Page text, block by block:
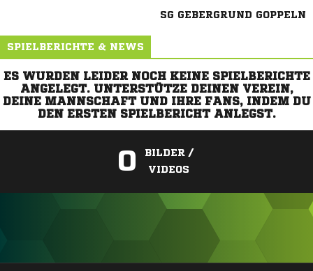
SG GEBERGRUND GOPPELN
SPIELBERICHTE & NEWS
ES WURDEN LEIDER NOCH KEINE SPIELBERICHTE
ANGELEGT. UNTERSTÜTZE DEINEN VEREIN,
DEINE MANNSCHAFT UND IHRE FANS, INDEM DU
DEN ERSTEN SPIELBERICHT ANLEGST.
0
BILDER /
VIDEOS